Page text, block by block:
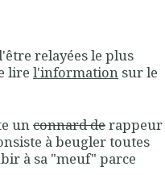
relayées le plus
lire l'information sur le
un connard derappeur
à beugler toutes
à sa "meuf" parce